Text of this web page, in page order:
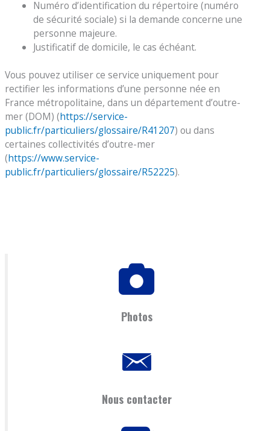
Numéro d’identification du répertoire (numéro
de sécurité sociale) si la demande concerne une
personne majeure.
Justificatif de domicile, le cas échéant.
Vous pouvez utiliser ce service uniquement pour
rectifier les informations d’une personne née en
France métropolitaine, dans un département d’outre-
mer (DOM) (https://service-
public.fr/particuliers/glossaire/R41207) ou dans
certaines collectivités d’outre-mer
(https://www.service-
public.fr/particuliers/glossaire/R52225).
Photos
Nous contacter